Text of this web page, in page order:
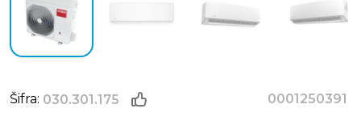
Šifra: 030.301.175
0001250391